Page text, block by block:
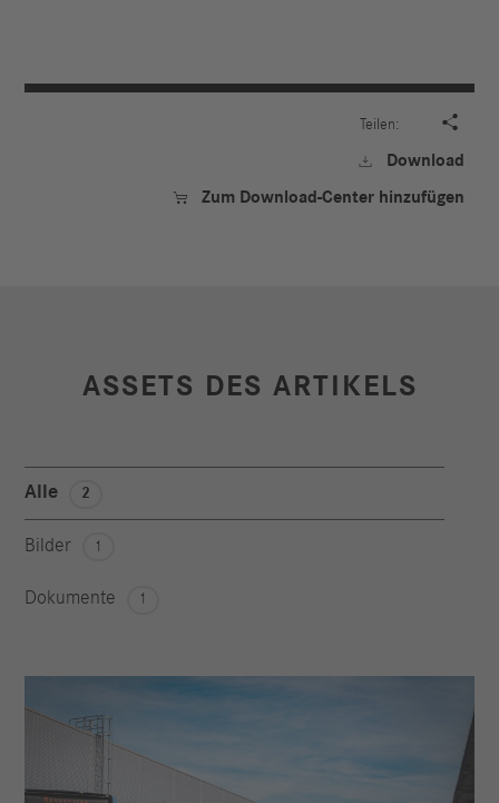
Teilen: 
 Download
 Zum Download-Center hinzufügen
ASSETS DES ARTIKELS
Alle 2
Bilder 1
Dokumente 1